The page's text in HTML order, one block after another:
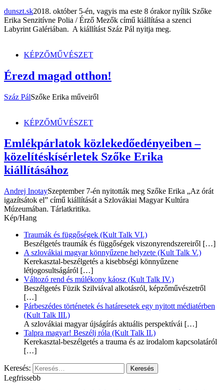
dunszt.sk2018. október 5-én, vagyis ma este 8 órakor nyílik Szőke
Erika Senzitívne Polia / Érző Mezők című kiállítása a szenci
Labyrint Galériában. A kiállítást Száz Pál nyitja meg.
KÉPZŐMŰVÉSZET
Érezd magad otthon!
Száz PálSzőke Erika műveiről
KÉPZŐMŰVÉSZET
Emlékpárlatok közlekedőedényeiben –
közelítéskísérletek Szőke Erika
kiállításához
Andrej InotaySzeptember 7-én nyitották meg Szőke Erika „Az órát
igazítsátok el” című kiállítását a Szlovákiai Magyar Kultúra
Múzeumában. Tárlatkritika.
Kép/Hang
Traumák és függőségek (Kult Talk VI.)
Beszélgetés traumák és függőségek viszonyrendszereiről […]
A szlovákiai magyar könnyűzene helyzete (Kult Talk V.)
Kerekasztal-beszélgetés a kisebbségi könnyűzene
létjogosultságáról […]
Változó rend és múlékony káosz (Kult Talk IV.)
Beszélgetés Füzik Szilviával alkotásról, képzőművészetről
[…]
Párbeszédes történetek és határesetek egy nyitott médiatérben
(Kult Talk III.)
A szlovákiai magyar újságírás aktuális perspektívái […]
Talpra magyar! Beszélj róla (Kult Talk II.)
Kerekasztal-beszélgetés a trauma és az irodalom kapcsolatáról
[…]
Keresés:
Legfrissebb